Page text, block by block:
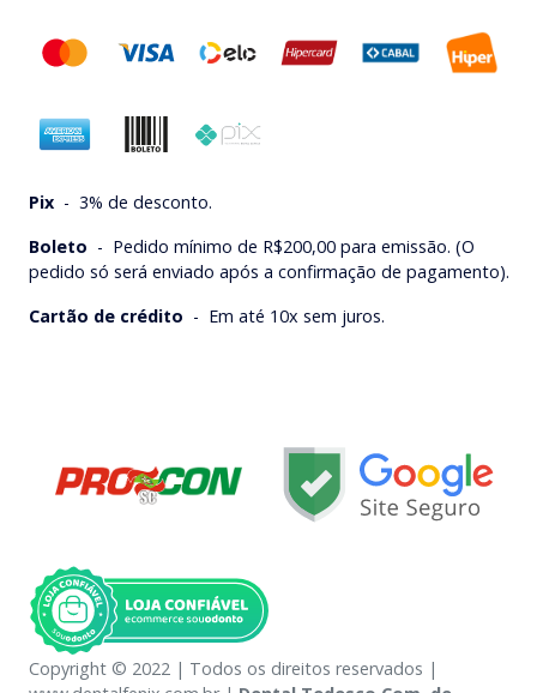
Pix - 3% de desconto.
Boleto - Pedido mínimo de R$200,00 para emissão. (O
pedido só será enviado após a confirmação de pagamento).
Cartão de crédito - Em até 10x sem juros.
Copyright © 2022 | Todos os direitos reservados |